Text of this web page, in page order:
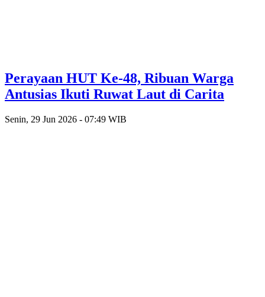
Perayaan HUT Ke-48, Ribuan Warga
Antusias Ikuti Ruwat Laut di Carita
Senin, 29 Jun 2026 - 07:49 WIB